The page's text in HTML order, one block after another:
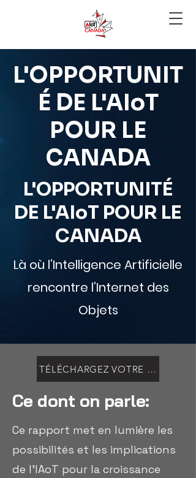
L'OPPORTUNIT
É DE L'AIoT
POUR LE
CANADA
L'OPPORTUNITÉ
DE L'AIoT POUR LE
CANADA
Là où l’Intelligence Artificielle
rencontre l’Internet des
Objets
TÉLÉCHARGEZ VOTRE COPIE
Ce dont on parle:
Ce rapport met en lumière les
possibilités et les implications
de l'IAoT pour la croissance